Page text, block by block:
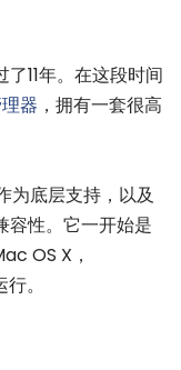
11年。在这段时间
器 ，拥有一套很高
为底层支持，以及
性。它一开始是
OS X，
。